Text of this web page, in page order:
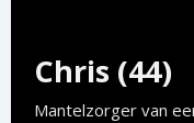
Chris (44)
Mantelzorger van